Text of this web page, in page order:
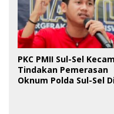
PKC PMII Sul-Sel Kecam
Tindakan Pemerasan
Oknum Polda Sul-Sel